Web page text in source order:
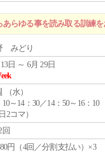
らゆる事を読み取る訓練を
みどり
日 ～ 6月 29日
（水）
10～14：30／14：50～16：10
2コマ）
回
円（4回／分割支払い）×3